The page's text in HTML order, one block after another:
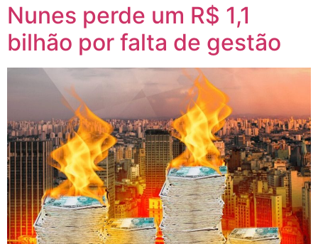
Nunes perde um R$ 1,1
bilhão por falta de gestão